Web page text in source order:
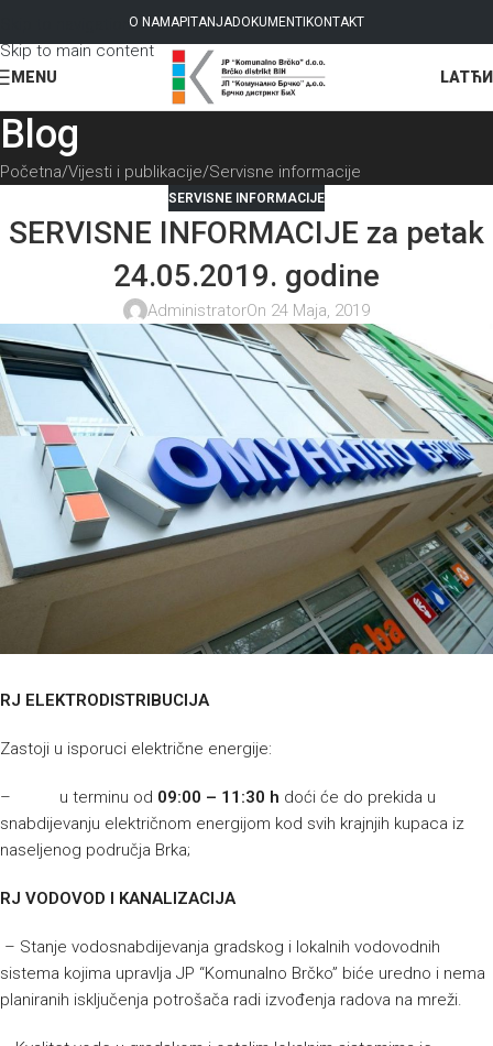
Skip to navigation
Skip to main content
O NAMAPITANJADOKUMENTI KONTAKT
MENU LAT
Blog
Početna Vijesti i publikacije Servisne informacije
SERVISNE INFORMACIJE
SERVISNE INFORMACIJE za petak
24.05.2019. godine
AdministratorOn 24 Maja, 2019
RJ ELEKTRODISTRIBUCIJA
Zastoji u isporuci električne energije:
– u terminu od 09:00 – 11:30 h doći će do prekida u
snabdijevanju električnom energijom kod svih krajnjih kupaca iz
naseljenog područja Brka;
RJ VODOVOD I KANALIZACIJA
– Stanje vodosnabdijevanja gradskog i lokalnih vodovodnih
sistema kojima upravlja JP “Komunalno Brčko” biće uredno i nema
planiranih isključenja potrošača radi izvođenja radova na mreži.